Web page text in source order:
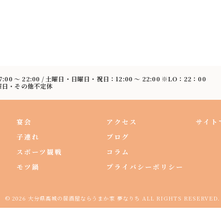
〜 22:00 / 土曜日・日曜日・祝日：12:00 〜 22:00 ※LO：22：00
・その他不定休
宴会
子連れ
スポーツ観戦
モツ鍋
アクセス
ブログ
コラム
プライバシーポリシー
サイト
© 2026 大分県高城の居酒屋ならうまか家 夢なりち ALL RIGHTS RESERVED.